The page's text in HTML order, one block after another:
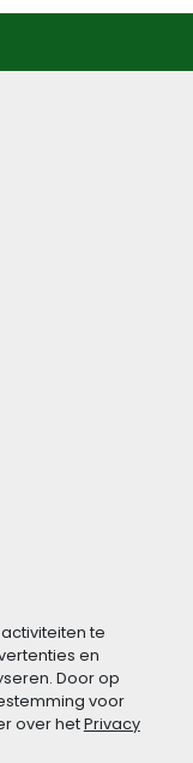
te
en
Door op
voor
over hetPrivacy